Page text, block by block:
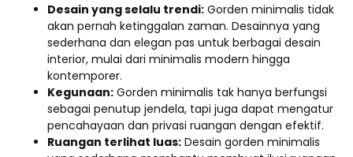
Desain yang selalu trendi: Gorden minimalis tidak
akan pernah ketinggalan zaman. Desainnya yang
sederhana dan elegan pas untuk berbagai desain
interior, mulai dari minimalis modern hingga
kontemporer.
Kegunaan: Gorden minimalis tak hanya berfungsi
sebagai penutup jendela, tapi juga dapat mengatur
pencahayaan dan privasi ruangan dengan efektif.
Ruangan terlihat luas: Desain gorden minimalis